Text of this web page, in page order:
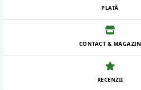
PLATĂ
CONTACT & MAGAZIN
RECENZII